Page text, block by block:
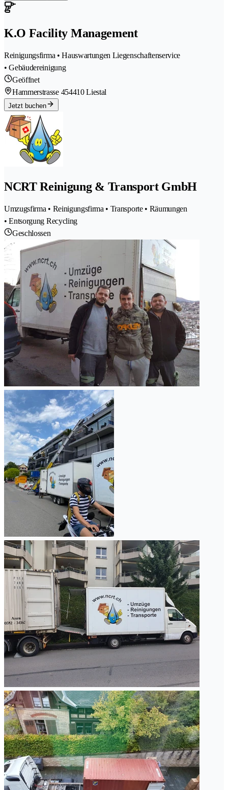
K.O Facility Management
Reinigungsfirma • Hauswartungen Liegenschaftenservice
• Gebäudereinigung
Geöffnet
Hammerstrasse 454410 Liestal
Jetzt buchen
NCRT Reinigung & Transport GmbH
Umzugsfirma • Reinigungsfirma • Transporte • Räumungen
• Entsorgung Recycling
Geschlossen